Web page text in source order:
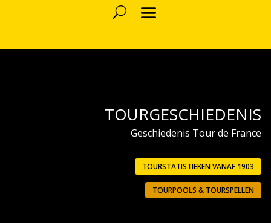
TOURGESCHIEDENIS
Geschiedenis Tour de France
TOURSTATISTIEKEN VANAF 1903
TOURPOOLS & TOURSPELLEN